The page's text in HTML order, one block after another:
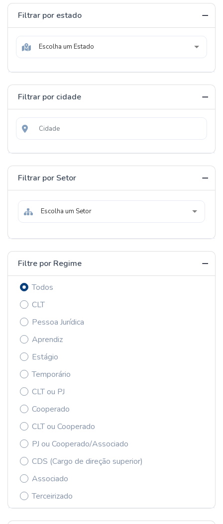
Filtrar por estado
Escolha um Estado
Filtrar por cidade
Filtrar por Setor
Escolha um Setor
Filtre por Regime
Todos
CLT
Pessoa Jurídica
Aprendiz
Estágio
Temporário
CLT ou PJ
Cooperado
CLT ou Cooperado
PJ ou Cooperado/Associado
CDS (Cargo de direção superior)
Associado
Terceirizado